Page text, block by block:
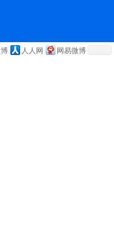
人人网 网易微博